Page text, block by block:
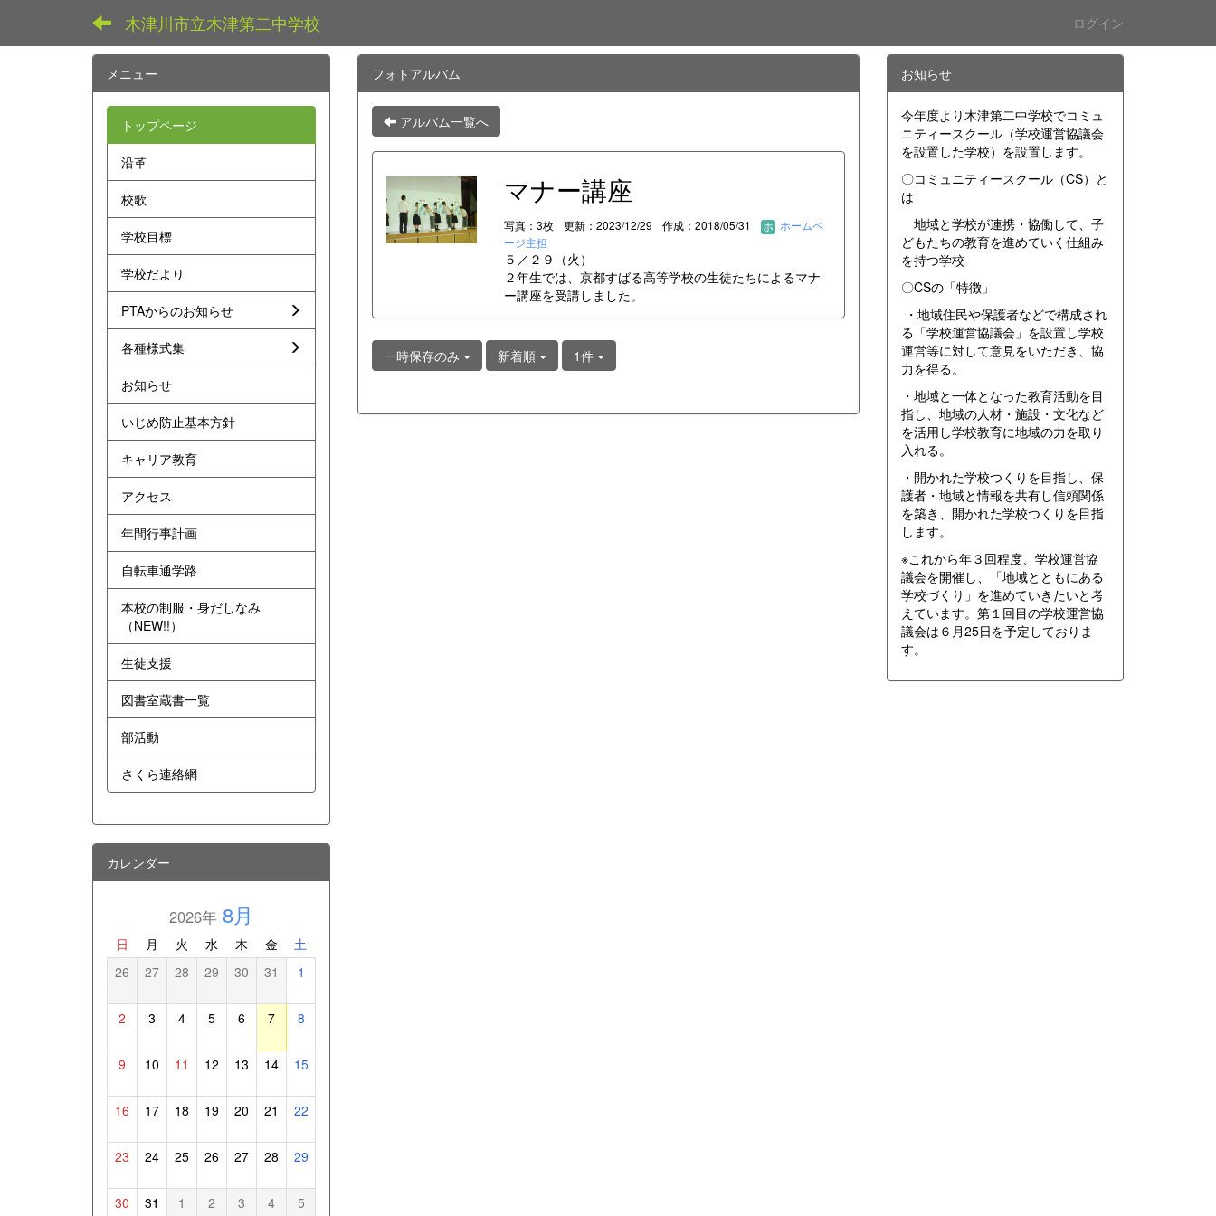
木津川市立木津第二中学校 ログイン
フォトアルバム
アルバム一覧へ
マナー講座
写真：3枚 更新：2023/12/29 作成：2018/05/31
ホームペ
ージ主担
５／２９（火）
２年生では、京都すばる高等学校の生徒たちによるマナ
ー講座を受講しました。
一時保存のみ 新着順 1件
メニュー
トップページ
沿革
校歌
学校目標
学校だより
PTAからのお知らせ
各種様式集
お知らせ
いじめ防止基本方針
キャリア教育
アクセス
年間行事計画
自転車通学路
本校の制服・身だしなみ
（NEW!!）
生徒支援
図書室蔵書一覧
部活動
さくら連絡網
カレンダー
2026年8月
日 月 火 水 木 金 土
26 27 28 29 30 31 1
2 3 4 5 6 7 8
9 10 11 12 13 14 15
16 17 18 19 20 21 22
23 24 25 26 27 28 29
30 31 1 2 3 4 5
お知らせ
今年度より木津第二中学校でコミュ
ニティースクール（学校運営協議会
を設置した学校）を設置します。
〇コミュニティースクール（CS）と
は
地域と学校が連携・協働して、子
どもたちの教育を進めていく仕組み
を持つ学校
〇CSの「特徴」
・地域住民や保護者などで構成され
る「学校運営協議会」を設置し学校
運営等に対して意見をいただき、協
力を得る。
・地域と一体となった教育活動を目
指し、地域の人材・施設・文化など
を活用し学校教育に地域の力を取り
入れる。
・開かれた学校つくりを目指し、保
護者・地域と情報を共有し信頼関係
を築き、開かれた学校つくりを目指
します。
※これから年３回程度、学校運営協
議会を開催し、「地域とともにある
学校づくり」を進めていきたいと考
えています。第１回目の学校運営協
議会は６月25日を予定しておりま
す。